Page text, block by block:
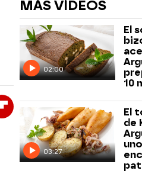
Flipboard
MÁS VÍDEOS
02:00
El
10
03:27
El
de